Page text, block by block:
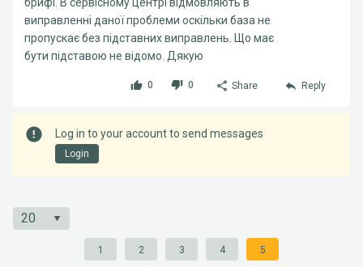
виправленні даної проблеми оскільки база не
пропускає без підставних виправлень. Що має
бути підставою не відомо. Дякую
0 0 Share Reply
Log in to your account to send messages
Login
1 2 3 4 5